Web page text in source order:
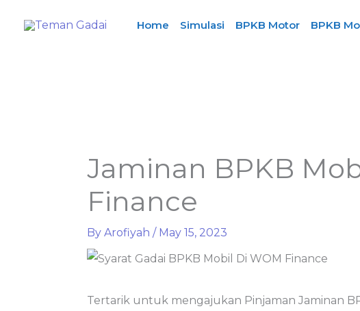
Home Simulasi BPKB Motor BPKB
Jaminan BPKB
Finance
By Arofiyah / May 15, 2023
Tertarik untuk mengajukan Pinjaman Jaminan